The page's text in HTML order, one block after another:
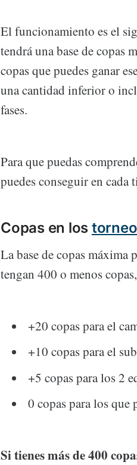
El funcionamiento es el
tendrá una base de copas
copas que puedes ganar
una cantidad inferior o
fases.
Para que puedas
puedes conseguir en cada
Copas en los
La base de copas máxima
tengan 400 o menos
+20 copas para el
+10 copas para el
+5 copas para los 2
0 copas para los que
Si tienes más de 400